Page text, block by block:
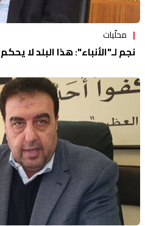
محلّيات
نجم لـ"الأنباء": هذا البلد لا